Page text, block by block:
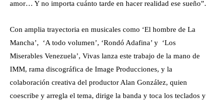
amor… Y no importa cuánto tarde en hacer realidad ese sueño”.
Con amplia trayectoria en musicales como ‘El hombre de La
Mancha’, ‘A todo volumen’, ‘Rondó Adafina’ y ‘Los
Miserables Venezuela’, Vivas lanza este trabajo de la mano de
IMM, rama discográfica de Image Producciones, y la
colaboración creativa del productor Alan González, quien
coescribe y arregla el tema, dirige la banda y toca los teclados y